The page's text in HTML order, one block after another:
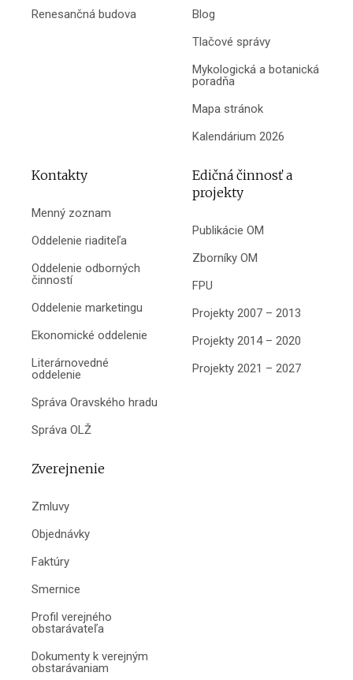
Renesančná budova
Blog
Tlačové správy
Mykologická a botanická
poradňa
Mapa stránok
Kalendárium 2026
Kontakty
Menný zoznam
Oddelenie riaditeľa
Oddelenie odborných
činností
Oddelenie marketingu
Ekonomické oddelenie
Literárnovedné
oddelenie
Správa Oravského hradu
Správa OLŽ
Edičná činnosť a
projekty
Publikácie OM
Zborníky OM
FPU
Projekty 2007 – 2013
Projekty 2014 – 2020
Projekty 2021 – 2027
Zverejnenie
Zmluvy
Objednávky
Faktúry
Smernice
Profil verejného
obstarávateľa
Dokumenty k verejným
obstarávaniam